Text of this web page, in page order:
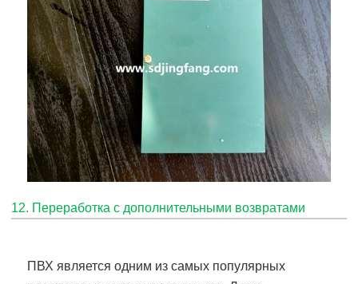
12. Переработка с дополнительными возвратами
ПВХ является одним из самых популярных